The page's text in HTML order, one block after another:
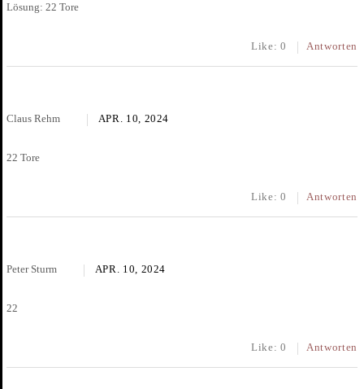
Lösung: 22 Tore
Like: 0 Antworten
Claus Rehm APR. 10, 2024
22 Tore
Like: 0 Antworten
Peter Sturm APR. 10, 2024
22
Like: 0 Antworten